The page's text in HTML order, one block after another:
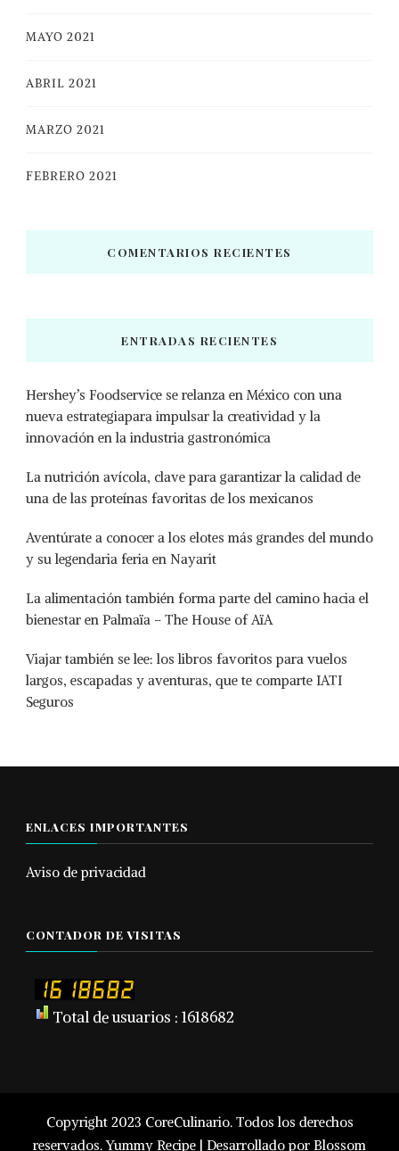
MAYO 2021
ABRIL 2021
MARZO 2021
FEBRERO 2021
COMENTARIOS RECIENTES
ENTRADAS RECIENTES
Hershey’s Foodservice se relanza en México con una
nueva estrategiapara impulsar la creatividad y la
innovación en la industria gastronómica
La nutrición avícola, clave para garantizar la calidad de
una de las proteínas favoritas de los mexicanos
Aventúrate a conocer a los elotes más grandes del mundo
y su legendaria feria en Nayarit
La alimentación también forma parte del camino hacia el
bienestar en Palmaïa – The House of AïA
Viajar también se lee: los libros favoritos para vuelos
largos, escapadas y aventuras, que te comparte IATI
Seguros
ENLACES IMPORTANTES
Aviso de privacidad
CONTADOR DE VISITAS
Total de usuarios : 1618682
Copyright 2023 CoreCulinario. Todos los derechos
reservados.Yummy Recipe | Desarrollado por Blossom